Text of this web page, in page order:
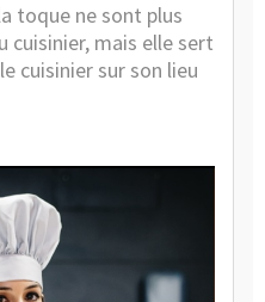
toque ne sont plus
cuisinier, mais elle sert
cuisinier sur son lieu